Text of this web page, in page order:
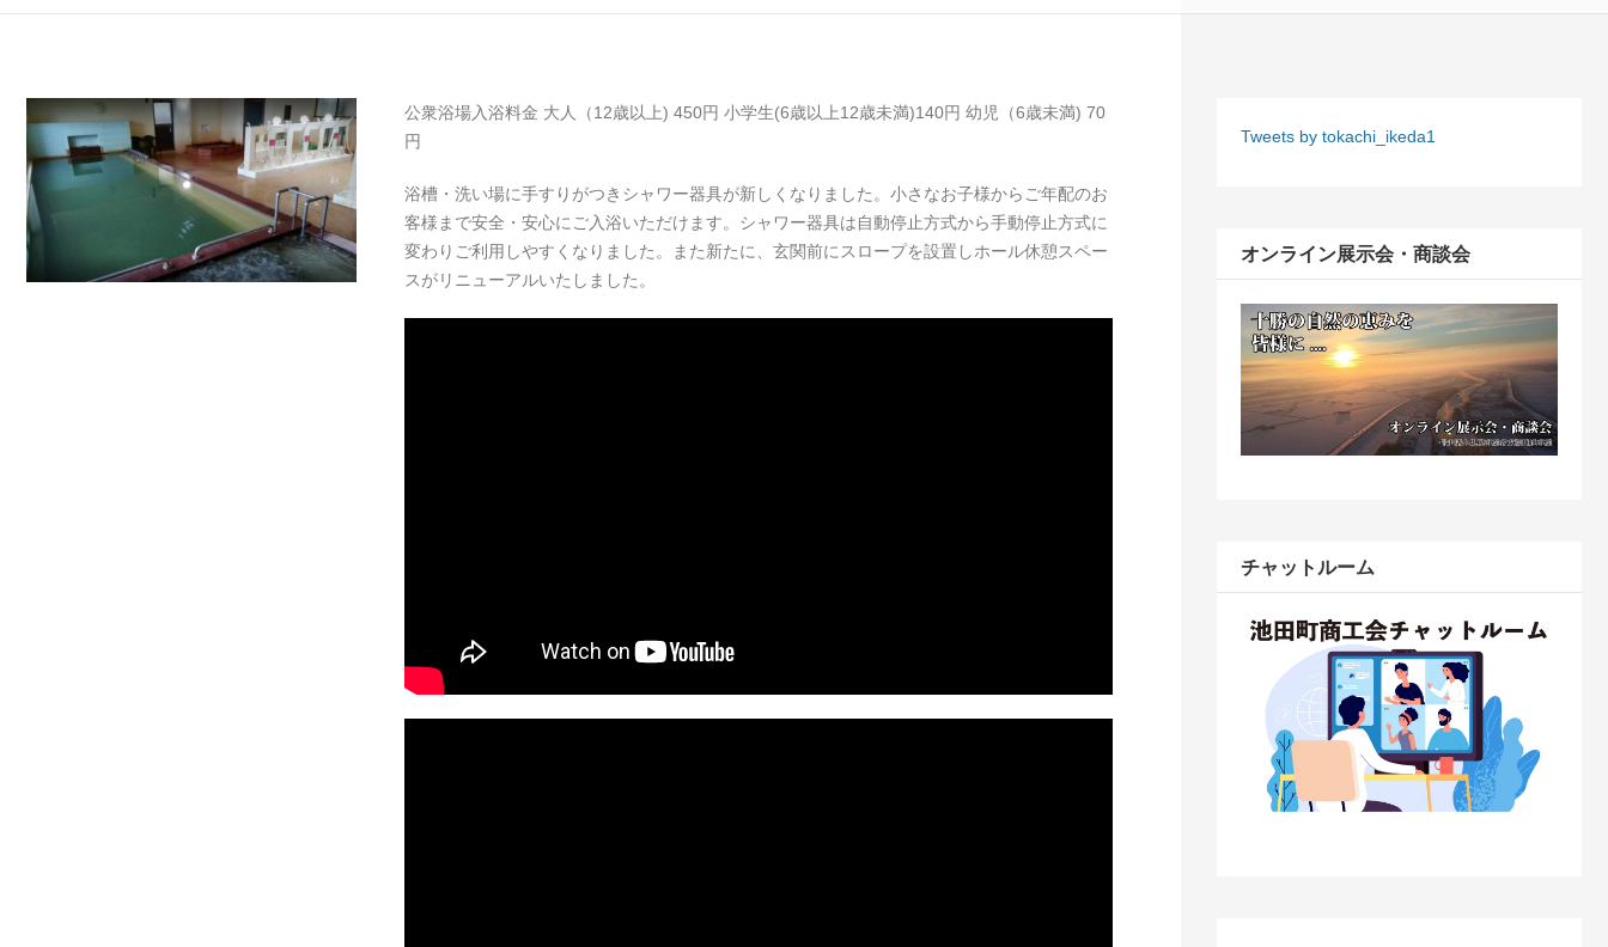
公衆浴場入浴料金 大人（12歳以上) 450円 小学生(6歳以上12歳未満)140円 幼児（6歳未満) 70
円
浴槽・洗い場に手すりがつきシャワー器具が新しくなりました。小さなお子様からご年配のお
客様まで安全・安心にご入浴いただけます。シャワー器具は自動停止方式から手動停止方式に
変わりご利用しやすくなりました。また新たに、玄関前にスロープを設置しホール休憩スペー
スがリニューアルいたしました。
Tweets by tokachi_ikeda1
オンライン展示会・商談会
チャットルーム